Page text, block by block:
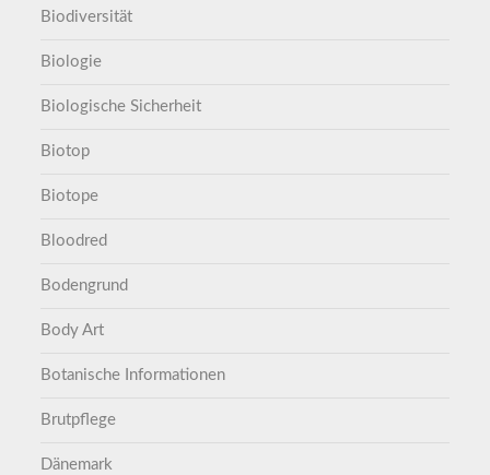
Biodiversität
Biologie
Biologische Sicherheit
Biotop
Biotope
Bloodred
Bodengrund
Body Art
Botanische Informationen
Brutpflege
Dänemark